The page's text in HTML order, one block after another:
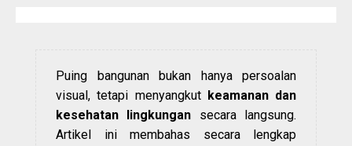
Puing bangunan bukan hanya persoalan
visual, tetapi menyangkut keamanan dan
kesehatan lingkungan secara langsung.
Artikel ini membahas secara lengkap